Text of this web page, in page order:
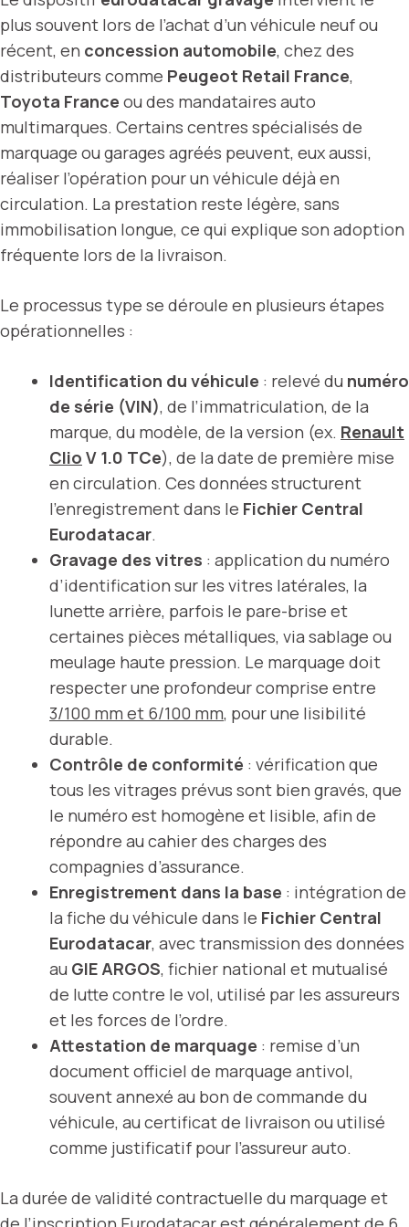
plus souvent lors de l’achat d’un véhicule neuf ou
récent, en concession automobile, chez des
distributeurs comme Peugeot Retail France,
Toyota France ou des mandataires auto
multimarques. Certains centres spécialisés de
marquage ou garages agréés peuvent, eux aussi,
réaliser l’opération pour un véhicule déjà en
circulation. La prestation reste légère, sans
immobilisation longue, ce qui explique son adoption
fréquente lors de la livraison.
Le processus type se déroule en plusieurs étapes
opérationnelles :
Identification du véhicule : relevé du numéro
de série (VIN), de l’immatriculation, de la
marque, du modèle, de la version (ex. Renault
Clio V 1.0 TCe), de la date de première mise
en circulation. Ces données structurent
l’enregistrement dans le Fichier Central
Eurodatacar.
Gravage des vitres : application du numéro
d’identification sur les vitres latérales, la
lunette arrière, parfois le pare-brise et
certaines pièces métalliques, via sablage ou
meulage haute pression. Le marquage doit
respecter une profondeur comprise entre
3/100 mm et 6/100 mm, pour une lisibilité
durable.
Contrôle de conformité : vérification que
tous les vitrages prévus sont bien gravés, que
le numéro est homogène et lisible, afin de
répondre au cahier des charges des
compagnies d’assurance.
Enregistrement dans la base : intégration de
la fiche du véhicule dans le Fichier Central
Eurodatacar, avec transmission des données
au GIE ARGOS, fichier national et mutualisé
de lutte contre le vol, utilisé par les assureurs
et les forces de l’ordre.
Attestation de marquage : remise d’un
document officiel de marquage antivol,
souvent annexé au bon de commande du
véhicule, au certificat de livraison ou utilisé
comme justificatif pour l’assureur auto.
La durée de validité contractuelle du marquage et